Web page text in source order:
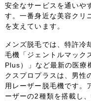
安全なサービスを通いや
す。一番身近な美容クリ
を支えています。
メンズ脱毛では、特許冷
毛機「ジェントルマッ
Plus）」など最新の医療
クスプロプラスは、男性
用レーザー脱毛機です。
ーザーの2種類を搭載し
関西
滋賀県 京都
奈良県 三重
中国・四国